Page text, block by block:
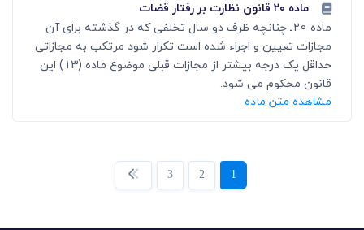
ماده ۲۰ قانون نظارت بر رفتار قضات
ماده 20ـ چنانچه ظرف دو سال تخلفی که در گذشته برای آن
مجازات تعیین و اجراء شده است تکرار شود مرتکب به مجازاتی
حداقل یک درجه بیشتر از مجازات قبلی موضوع ماده (13) این
قانون محکوم می شود.
مشاهده متن ماده
3 2 1